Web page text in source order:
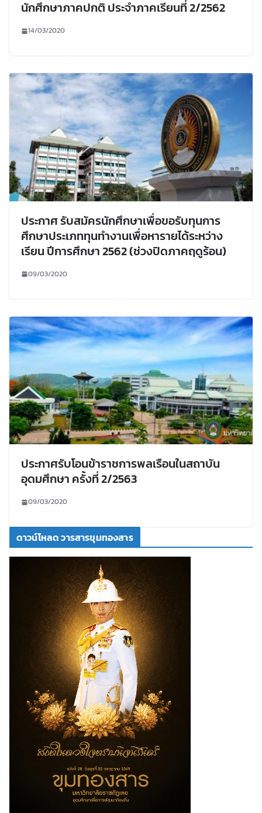
นักศึกษาภาคปกติ ประจำภาคเรียนที่ 2/2562
14/03/2020
ประกาศ รับสมัครนักศึกษาเพื่อขอรับทุนการ
ศึกษาประเภททุนทำงานเพื่อหารายได้ระหว่าง
เรียน ปีการศึกษา 2562 (ช่วงปิดภาคฤดูร้อน)
09/03/2020
ประกาศรับโอนข้าราชการพลเรือนในสถาบัน
อุดมศึกษา ครั้งที่ 2/2563
09/03/2020
ดาวน์โหลด วารสารขุมทองสาร